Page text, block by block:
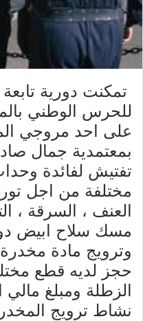
تمكنت دورية تابعة
للحرس الوطني
على احد مروجي
تفتيش لفائدة
مختلفة من اجل
العنف ، السرقة ،
مسك سلاح ابيض
وترويج مادة مخدرة
حجز لديه قطع
الزطلة ومبلغ
نشاط ترويج